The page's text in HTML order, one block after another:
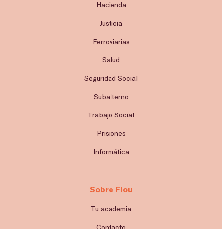
Hacienda
Justicia
Ferroviarias
Salud
Seguridad Social
Subalterno
Trabajo Social
Prisiones
Informática
Sobre Flou
Tu academia
Contacto